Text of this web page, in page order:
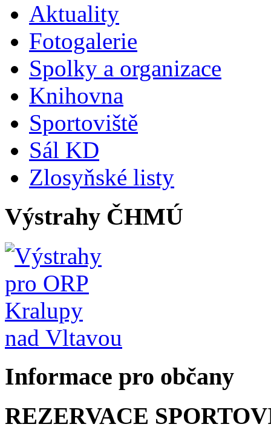
Aktuality
Fotogalerie
Spolky a organizace
Knihovna
Sportoviště
Sál KD
Zlosyňské listy
Výstrahy ČHMÚ
Informace pro občany
REZERVACE